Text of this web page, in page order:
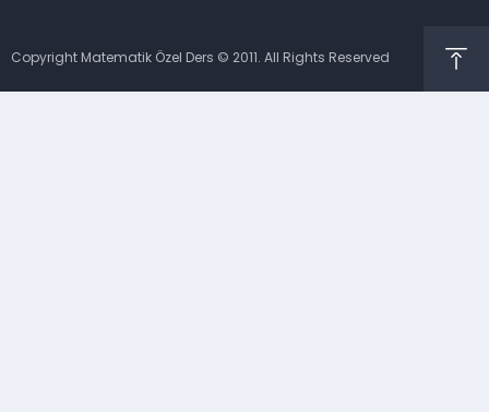
Copyright Matematik Özel Ders © 2011. All Rights Reserved